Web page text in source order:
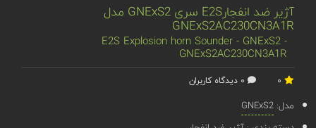
آژیر ضد انفجارE2S سری GNExS2 مدل
GNExS2AC230CN3A1R
E2S Explosion horn Sounder - GNExS2 -
GNExS2AC230CN3A1R
مدل:GNExS2